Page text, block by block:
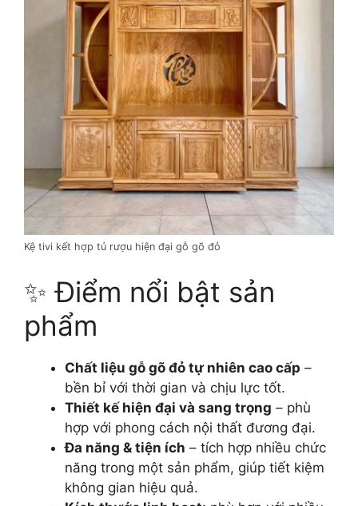
Kệ tivi kết hợp tủ rượu hiện đại gỗ gõ đỏ
✨ Điểm nổi bật sản
phẩm
Chất liệu gỗ gõ đỏ tự nhiên cao cấp –
bền bỉ với thời gian và chịu lực tốt.
Thiết kế hiện đại và sang trọng – phù
hợp với phong cách nội thất đương đại.
Đa năng & tiện ích – tích hợp nhiều chức
năng trong một sản phẩm, giúp tiết kiệm
không gian hiệu quả.